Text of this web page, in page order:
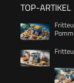
TOP-ARTIKEL